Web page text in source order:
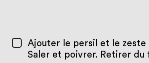
Ajouter le persil et le zeste
Saler et poivrer. Retirer du